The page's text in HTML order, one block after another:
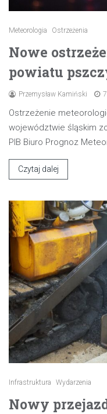
Meteorologia Ostrzeżenia
Nowe
powiatu
Przemysław Kamiński
Ostrzeżenie
województwie śląskim
PIB Biuro Prognoz
Czytaj dalej
Infrastruktura Wydarzenia
Nowy